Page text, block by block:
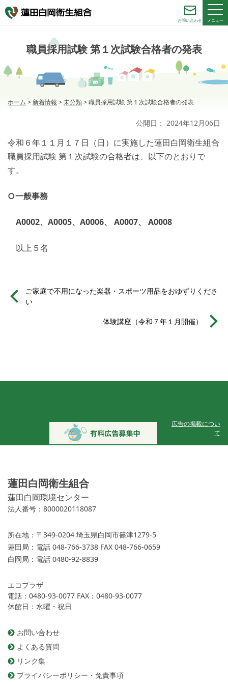
お問い合わせ メニュー
職員採用試験 第１次試験合格者の発表
ホーム > 新着情報 >未分類>職員採用試験 第１次試験合格者の発表
公開日： 2024年12月06日
令和６年１１月１７日（日）に実施した蓮田白岡衛生組合
職員採用試験 第１次試験の合格者は、以下のとおりで
す。
○一般事務
A0002、A0005、A0006、 A0007、 A0008
以上５名
ご家庭で不用になった楽器・スポーツ用品をおゆずりくださ
い
体験講座（令和７年１月開催）
広告の掲載につい
て
蓮田白岡衛生組合
蓮田白岡環境センター
法人番号：8000020118087
所在地： 〒349-0204 埼玉県白岡市篠津1279-5
蓮田局： 電話 048-766-3738 FAX 048-766-0659
白岡局： 電話 0480-92-8839
エコプラザ
電話：0480-93-0077 FAX：0480-93-0077
休館日：水曜・祝日
お問い合わせ
よくある質問
リンク集
プライバシーポリシー・免責事項